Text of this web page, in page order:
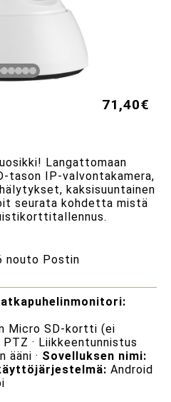
71,40€
Langattomaan
tason IP-valvontakamera,
kaksisuuntainen
seurata kohdetta mistä
nouto Postin
Micro SD-kortti (ei
PTZ · Liikkeentunnistus
ääni · Sovelluksen nimi:
Android